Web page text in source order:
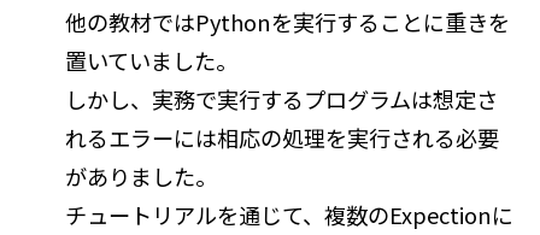
他の教材ではPythonを実行することに重きを
置いていました。
しかし、実務で実行するプログラムは想定さ
れるエラーには相応の処理を実行される必要
がありました。
チュートリアルを通じて、複数のExpectionに